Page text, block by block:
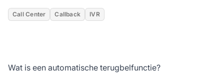
Call Center Callback IVR
Wat is een automatische terugbelfunctie?